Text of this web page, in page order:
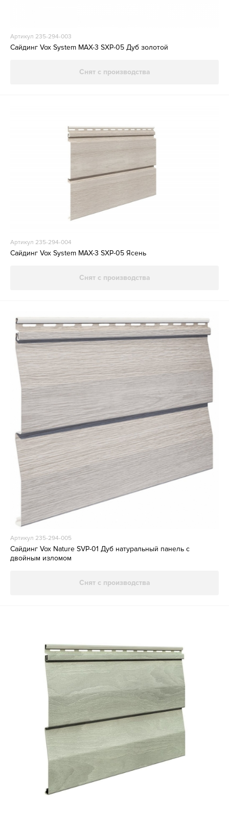
Артикул 235-294-003
Сайдинг Vox System MAX-3 SXP-05 Дуб золотой
Снят с производства
Артикул 235-294-004
Сайдинг Vox System MAX-3 SXP-05 Ясень
Снят с производства
Артикул 235-294-005
Сайдинг Vox Nature SVP-01 Дуб натуральный панель с
двойным изломом
Снят с производства